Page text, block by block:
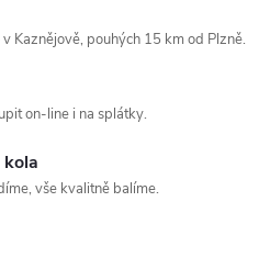
Kaznějově, pouhých 15 km od Plzně.
on-line i na splátky.
vše kvalitně balíme.